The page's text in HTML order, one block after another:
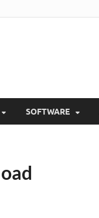
SOFTWARE